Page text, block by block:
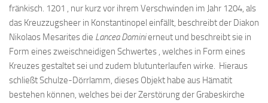
fränkisch. 1201 , nur kurz vor ihrem Verschwinden im Jahr 1204, als
das Kreuzzugsheer in Konstantinopel einfällt, beschreibt der Diakon
Nikolaos Mesarites die Lancea Dominierneut und beschreibt sie in
Form eines zweischneidigen Schwertes , welches in Form eines
Kreuzes gestaltet sei und zudem blutunterlaufen wirke. Hieraus
schließt Schulze-Dörrlamm, dieses Objekt habe aus Hämatit
bestehen können, welches bei der Zerstörung der Grabeskirche